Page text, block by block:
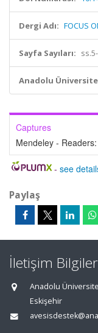
Dergi Adı: FOCUS
Sayfa Sayıları:
Anadolu
Captures
Mendeley - Readers:
- see
Paylaş
İletişim
Anadolu
Eskişehir